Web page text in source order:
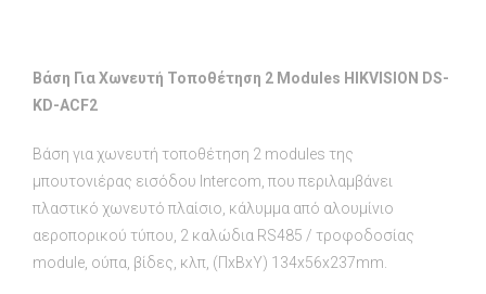
Βάση Για Χωνευτή Τοποθέτηση 2 Μodules HIKVISION DS-
KD-ACF2
Βάση για χωνευτή τοποθέτηση 2 modules της
μπουτονιέρας εισόδου Intercom, που περιλαμβάνει
πλαστικό χωνευτό πλαίσιο, κάλυμμα από αλουμίνιο
αεροπορικού τύπου, 2 καλώδια RS485 / τροφοδοσίας
module, ούπα, βίδες, κλπ, (ΠxBxY) 134x56x237mm.